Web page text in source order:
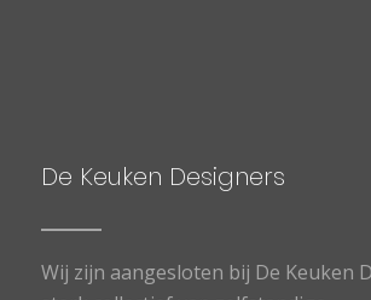
De Keuken Designers
Wij zijn aangesloten bij De Keuken